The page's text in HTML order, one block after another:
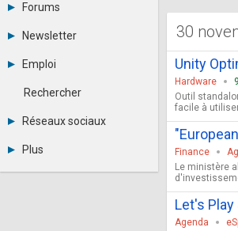
Forums
Tous les forums
-
Messages privés
Contacter un modérateur
Newsletter
Archives
Abonnement
Emploi
Consulter les annonces
Observatoire de l'emploi
Rechercher
Réseaux sociaux
LinkedIn
Plus
Annonceurs
30
Unity
Hardware
Outil
facile à
Finance
Le ministère
Let's
Agenda